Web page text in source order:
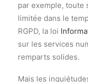
par exemple, toute
limitée dans le
RGPD, la loi
sur les services
remparts solides.
Mais les